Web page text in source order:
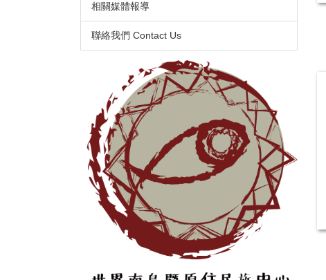
相關媒體報導
聯絡我們 Contact Us